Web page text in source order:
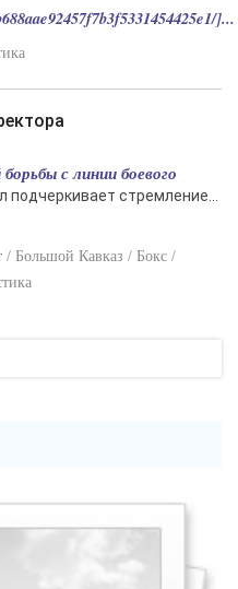
]...
с линии боевого
подчеркивает стремление...
Большой Кавказ / Бокс /